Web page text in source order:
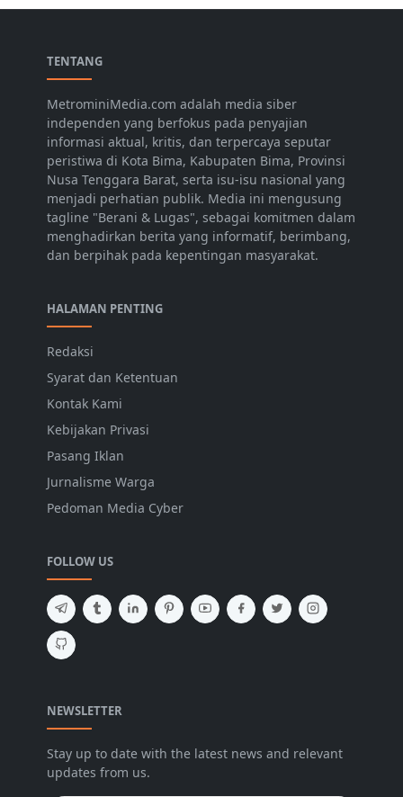
TENTANG
MetrominiMedia.com adalah media siber
independen yang berfokus pada penyajian
informasi aktual, kritis, dan terpercaya seputar
peristiwa di Kota Bima, Kabupaten Bima, Provinsi
Nusa Tenggara Barat, serta isu-isu nasional yang
menjadi perhatian publik. Media ini mengusung
tagline "Berani & Lugas", sebagai komitmen dalam
menghadirkan berita yang informatif, berimbang,
dan berpihak pada kepentingan masyarakat.
HALAMAN PENTING
Redaksi
Syarat dan Ketentuan
Kontak Kami
Kebijakan Privasi
Pasang Iklan
Jurnalisme Warga
Pedoman Media Cyber
FOLLOW US
NEWSLETTER
Stay up to date with the latest news and relevant
updates from us.